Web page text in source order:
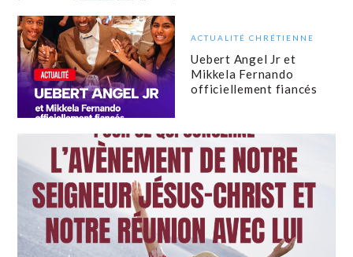
ACTUALITÉ CHRÉTIENNE
Uebert Angel Jr et
Mikkela Fernando
officiellement fiancés